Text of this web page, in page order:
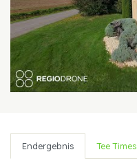
Endergebnis Tee Times